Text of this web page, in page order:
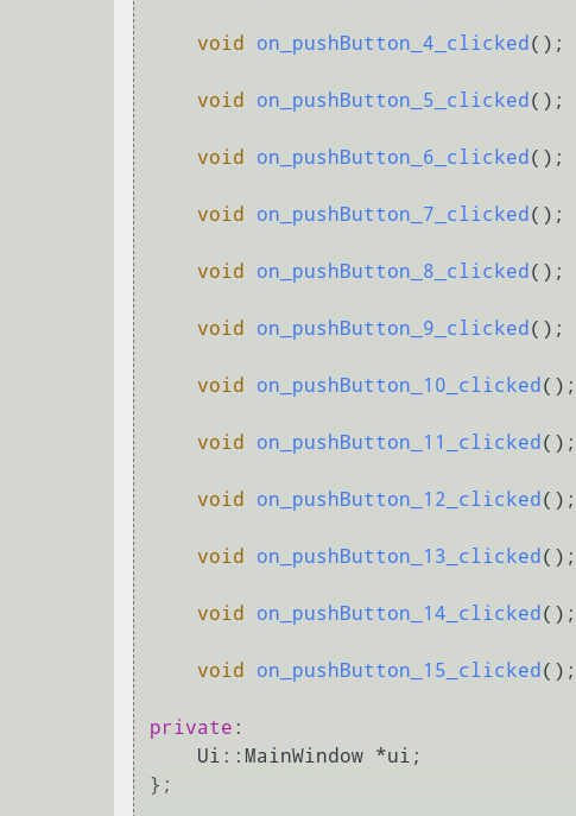
void on_pushButton_4_clicked () ;
void on_pushButton_5_clicked () ;
void on_pushButton_6_clicked () ;
void on_pushButton_7_clicked () ;
void on_pushButton_8_clicked () ;
void on_pushButton_9_clicked () ;
void on_pushButton_10_clicked () ;
void on_pushButton_11_clicked () ;
void on_pushButton_12_clicked () ;
void on_pushButton_13_clicked () ;
void on_pushButton_14_clicked () ;
void on_pushButton_15_clicked () ;
private :
};